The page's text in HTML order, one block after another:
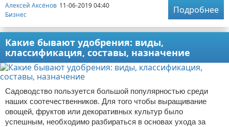
Алексей Аксёнов 11-06-2019 04:40
Бизнес
Подробнее
Какие бывают удобрения: виды,
классификация, составы, назначение
Садоводство пользуется большой популярностью среди
наших соотечественников. Для того чтобы выращивание
овощей, фруктов или декоративных культур было
успешным, необходимо разбираться в основах ухода за